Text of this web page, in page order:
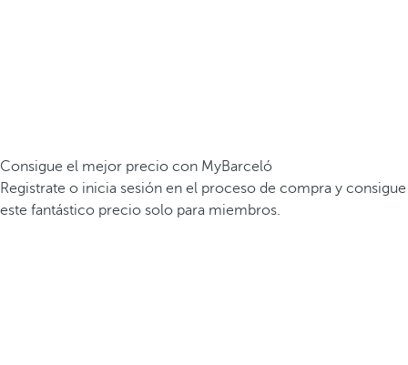
Consigue el mejor precio con MyBarceló
Registrate o inicia sesión en el proceso de compra y consigue
este fantástico precio solo para miembros.